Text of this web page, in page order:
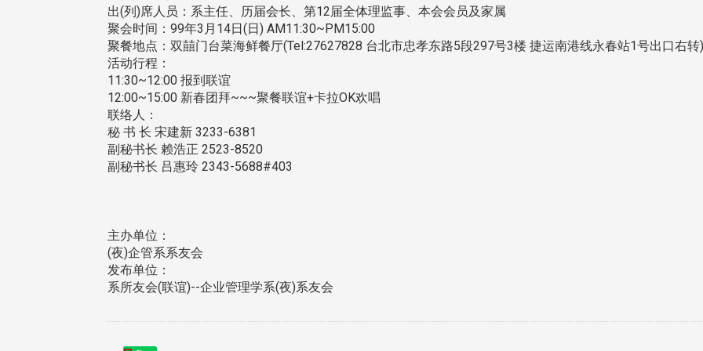
出(列)席人员：系主任、历届会长、第12届全体理监事、本会会员及家属
聚会时间：99年3月14日(日) AM11:30~PM15:00
聚餐地点：双囍门台菜海鲜餐厅(Tel:27627828 台北市忠孝东路5段297号3楼 捷运南港线永春站1号出口右转)
活动行程：
11:30~12:00 报到联谊
12:00~15:00 新春团拜~~~聚餐联谊+卡拉OK欢唱
联络人：
秘 书 长 宋建新 3233-6381
副秘书长 赖浩正 2523-8520
副秘书长 吕惠玲 2343-5688#403
主办单位：
(夜)企管系系友会
发布单位：
系所友会(联谊)--企业管理学系(夜)系友会